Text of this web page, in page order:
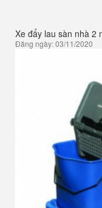
Xe đẩy lau sàn nhà 2
Đăng ngày: 03/11/2020